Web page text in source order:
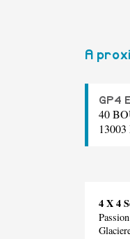
A
GP4
40
4 X 4